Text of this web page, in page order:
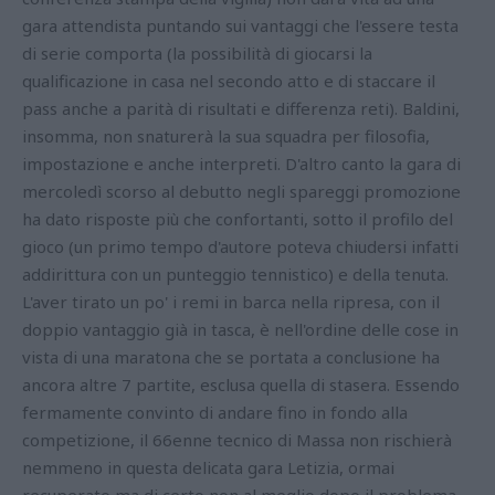
gara attendista puntando sui vantaggi che l'essere testa
di serie comporta (la possibilità di giocarsi la
qualificazione in casa nel secondo atto e di staccare il
pass anche a parità di risultati e differenza reti). Baldini,
insomma, non snaturerà la sua squadra per filosofia,
impostazione e anche interpreti. D'altro canto la gara di
mercoledì scorso al debutto negli spareggi promozione
ha dato risposte più che confortanti, sotto il profilo del
gioco (un primo tempo d'autore poteva chiudersi infatti
addirittura con un punteggio tennistico) e della tenuta.
L'aver tirato un po' i remi in barca nella ripresa, con il
doppio vantaggio già in tasca, è nell'ordine delle cose in
vista di una maratona che se portata a conclusione ha
ancora altre 7 partite, esclusa quella di stasera. Essendo
fermamente convinto di andare fino in fondo alla
competizione, il 66enne tecnico di Massa non rischierà
nemmeno in questa delicata gara Letizia, ormai